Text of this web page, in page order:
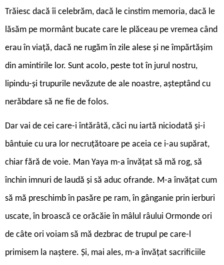
Trăiesc dacă îi celebrăm, dacă le cinstim memoria, dacă le
lăsăm pe mormânt bucate care le plăceau pe vremea când
erau în viață, dacă ne rugăm în zile alese și ne împărtășim
din amintirile lor. Sunt acolo, peste tot în jurul nostru,
lipindu-și trupurile nevăzute de ale noastre, așteptând cu
nerăbdare să ne fie de folos.
Dar vai de cei care-i întărâtă, căci nu iartă niciodată și-i
bântuie cu ura lor necruțătoare pe aceia ce i-au supărat,
chiar fără de voie. Man Yaya m-a învățat să mă rog, să
închin imnuri de laudă și să aduc ofrande. M-a învățat cum
să mă preschimb în pasăre pe ram, în gânganie prin ierburi
uscate, în broască ce orăcăie în mâlul râului Ormonde ori
de câte ori voiam să mă dezbrac de trupul pe care-l
primisem la naștere. Și, mai ales, m-a învățat sacrificiile